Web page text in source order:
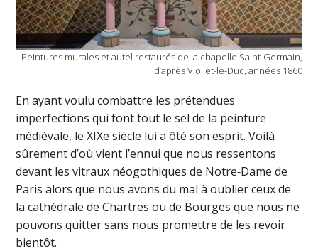
Peintures murales et autel restaurés de la chapelle Saint-Germain,
d’après Viollet-le-Duc, années 1860
En ayant voulu combattre les prétendues
imperfections qui font tout le sel de la peinture
médiévale, le XIXe siècle lui a ôté son esprit. Voilà
sûrement d’où vient l’ennui que nous ressentons
devant les vitraux néogothiques de Notre‑Dame de
Paris alors que nous avons du mal à oublier ceux de
la cathédrale de Chartres ou de Bourges que nous ne
pouvons quitter sans nous promettre de les revoir
bientôt.